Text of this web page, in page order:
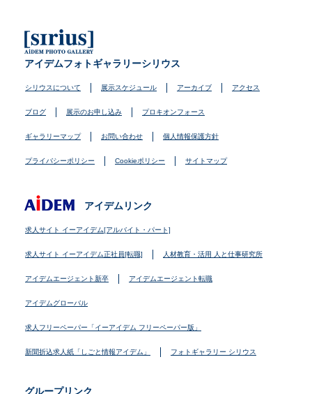
アイデムフォトギャラリーシリウス
シリウスについて 展示スケジュール アーカイブ アクセス
ブログ 展示のお申し込み プロキオンフォース
ギャラリーマップ お問い合わせ 個人情報保護方針
プライバシーポリシー Cookieポリシー サイトマップ
アイデムリンク
求人サイト イーアイデム[アルバイト・パート]
求人サイト イーアイデム正社員[転職] 人材教育・活用 人と仕事研究所
アイデムエージェント新卒 アイデムエージェント転職
アイデムグローバル
求人フリーペーパー「イーアイデム フリーペーパー版」
新聞折込求人紙「しごと情報アイデム」 フォトギャラリー シリウス
グループリンク